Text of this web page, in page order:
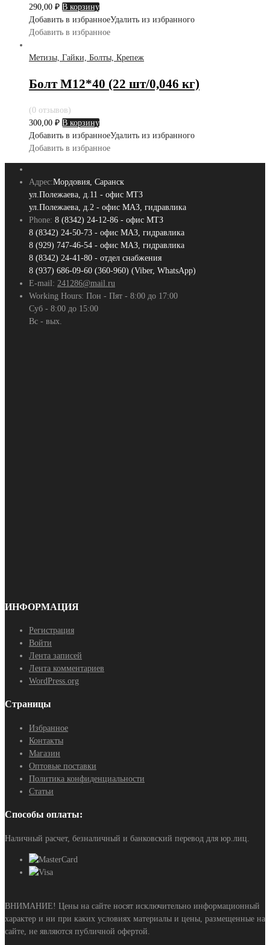
290,00 ₽ В корзину
Добавить в избранноеУдалить из избранного
Добавить в избранное
Метизы, Гайки, Болты, Крепеж
Болт М12*40 (22 шт/0,046 кг)
(0 отзывов)
300,00 ₽ В корзину
Добавить в избранноеУдалить из избранного
Добавить в избранное
Адрес:Мордовия, Саранск
ул.Полежаева, д.11 - офис МТЗ
ул.Полежаева, д.2 - офис МАЗ, гидравлика
Phone: 8 (8342) 24-12-86 - офис МТЗ
8 (8342) 24-50-73 - офис МАЗ, гидравлика
8 (929) 747-46-54 - офис МАЗ, гидравлика
8 (8342) 24-41-80 - отдел снабжения
8 (937) 686-09-60 (360-960) (Viber, WhatsApp)
E-mail: 241286@mail.ru
Working Hours: Пон - Пят - 8:00 до 17:00
Суб - 8:00 до 15:00
Вс - вых.
ИНФОРМАЦИЯ
Регистрация
Войти
Лента записей
Лента комментариев
WordPress.org
Страницы
Избранное
Контакты
Магазин
Оптовые поставки
Политика конфиденциальности
Статьи
Способы оплаты:
Наличный расчет, безналичный и банковский перевод для юр.лиц.
ВНИМАНИЕ! Цены на сайте носят исключительно информационный
характер и ни при каких условиях материалы и цены, размещенные на
сайте, не являются публичной офертой.